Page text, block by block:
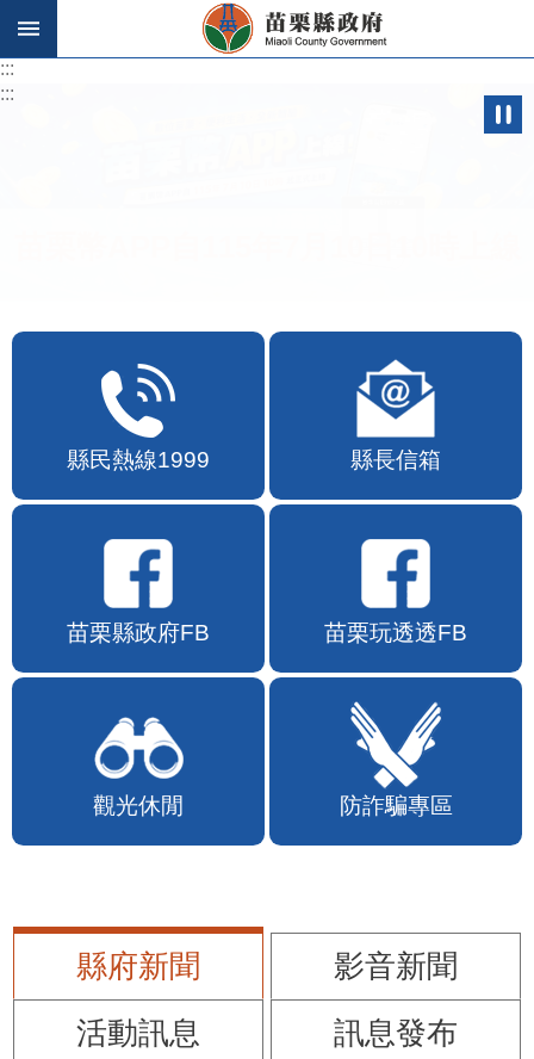
跳到主要內容區塊
:::
:::
縣民熱線1999 縣長信箱
苗栗縣政府FB 苗栗玩透透FB
觀光休閒 防詐騙專區
縣府新聞
影音新聞
活動訊息
訊息發布